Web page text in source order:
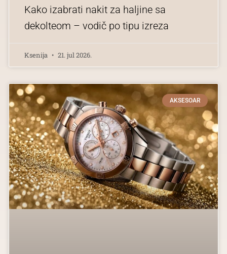
Kako izabrati nakit za haljine sa
dekolteom – vodič po tipu izreza
Ksenija 21. jul 2026.
AKSESOAR